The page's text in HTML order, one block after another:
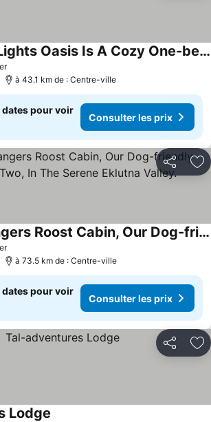
The Northern Lights Oasis Is A Cozy One-bedroom Getaway With Wifi And Peaceful
à 43.1 km de : Centre-ville
pour voir
Consulter les prix
Partager
Escape To Rangers Roost Cabin, Our Dog-friendly Retreat For Two, In The Serene Eklutna Valley.
à 73.5 km de : Centre-ville
pour voir
Consulter les prix
Partager
Lodge